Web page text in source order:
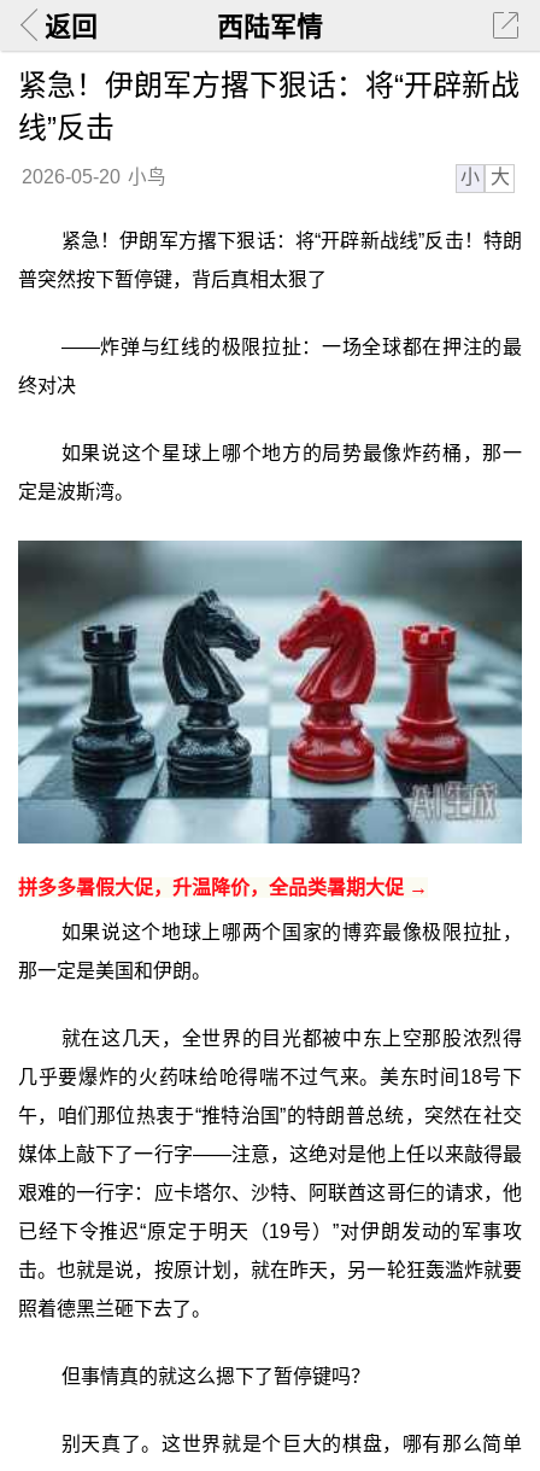
返回 西陆军情
紧急！伊朗军方撂下狠话：将“开辟新战
线”反击
2026-05-20 小鸟 小 大
紧急！伊朗军方撂下狠话：将“开辟新战线”反击！特朗
普突然按下暂停键，背后真相太狠了
——炸弹与红线的极限拉扯：一场全球都在押注的最
终对决
如果说这个星球上哪个地方的局势最像炸药桶，那一
定是波斯湾。
拼多多暑假大促，升温降价，全品类暑期大促 →
如果说这个地球上哪两个国家的博弈最像极限拉扯，
那一定是美国和伊朗。
就在这几天，全世界的目光都被中东上空那股浓烈得
几乎要爆炸的火药味给呛得喘不过气来。美东时间18号下
午，咱们那位热衷于“推特治国”的特朗普总统，突然在社交
媒体上敲下了一行字——注意，这绝对是他上任以来敲得最
艰难的一行字：应卡塔尔、沙特、阿联酋这哥仨的请求，他
已经下令推迟“原定于明天（19号）”对伊朗发动的军事攻
击。也就是说，按原计划，就在昨天，另一轮狂轰滥炸就要
照着德黑兰砸下去了。
但事情真的就这么摁下了暂停键吗？
别天真了。这世界就是个巨大的棋盘，哪有那么简单